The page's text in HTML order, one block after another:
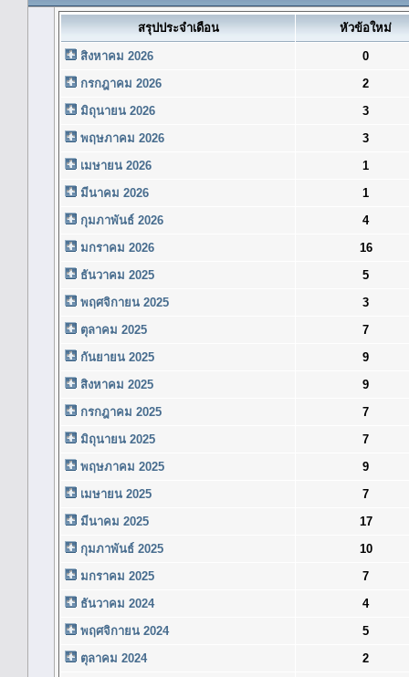
สรุปประจำเดือน หัวข้อใหม่
สิงหาคม 2026
0
กรกฎาคม 2026
2
มิถุนายน 2026
3
พฤษภาคม 2026
3
เมษายน 2026
1
มีนาคม 2026
1
กุมภาพันธ์ 2026
4
มกราคม 2026
16
ธันวาคม 2025
5
พฤศจิกายน 2025
3
ตุลาคม 2025
7
กันยายน 2025
9
สิงหาคม 2025
9
กรกฎาคม 2025
7
มิถุนายน 2025
7
พฤษภาคม 2025
9
เมษายน 2025
7
มีนาคม 2025
17
กุมภาพันธ์ 2025
10
มกราคม 2025
7
ธันวาคม 2024
4
พฤศจิกายน 2024
5
ตุลาคม 2024
2